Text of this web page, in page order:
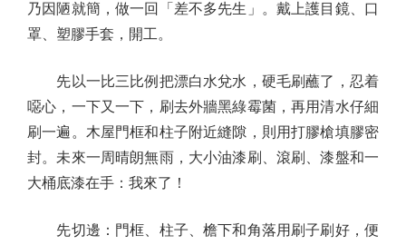
乃因陋就簡，做一回「差不多先生」。戴上護目鏡、口
罩、塑膠手套，開工。
先以一比三比例把漂白水兌水，硬毛刷蘸了，忍着
噁心，一下又一下，刷去外牆黑綠霉菌，再用清水仔細
刷一遍。木屋門框和柱子附近縫隙，則用打膠槍填膠密
封。未來一周晴朗無雨，大小油漆刷、滾刷、漆盤和一
大桶底漆在手：我來了！
先切邊：門框、柱子、檐下和角落用刷子刷好，便